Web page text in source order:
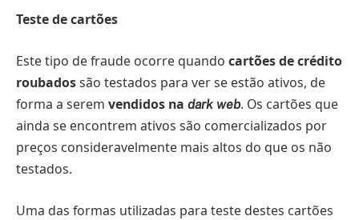
Teste de cartões
Este tipo de fraude ocorre quando cartões de crédito
roubadossão testados para ver se estão ativos, de
forma a serem vendidos na dark web. Os cartões que
ainda se encontrem ativos são comercializados por
preços consideravelmente mais altos do que os não
testados.
Uma das formas utilizadas para teste destes cartões